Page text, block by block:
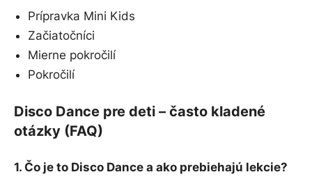
Prípravka Mini Kids
Začiatočníci
Mierne pokročilí
Pokročilí
Disco Dance pre deti – často kladené
otázky (FAQ)
1. Čo je to Disco Dance a ako prebiehajú lekcie?